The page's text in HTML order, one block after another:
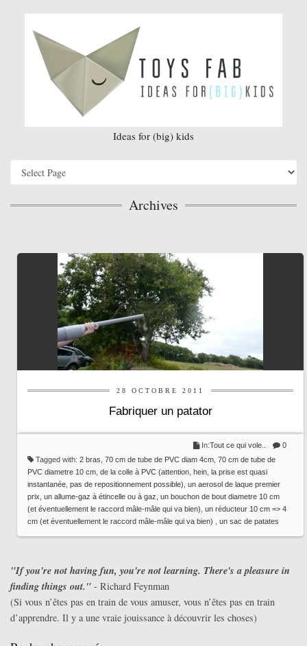
Ideas for (big) kids
Archives
28 OCTOBRE 2011
Fabriquer un patator
0
In:Tout ce qui vole..
Tagged with: 2 bras, 70 cm de tube de PVC diam 4cm, 70 cm de tube de
PVC diametre 10 cm, de la colle à PVC (attention, hein, la prise est quasi
instantanée, pas de repositionnement possible), un aerosol de laque premier
prix, un allume-gaz à étincelle ou à gaz, un bouchon de bout diametre 10 cm
(et éventuellement le raccord mâle-mâle qui va bien), un réducteur 10 cm => 4
cm (et éventuellement le raccord mâle-mâle qui va bien) , un sac de patates
"If you're not having fun, you're not learning. There's a pleasure in
finding things out." - Richard Feynman
(Si vous n’êtes pas en train de vous amuser, vous n’êtes pas en train
d’apprendre. Il y a une vraie jouissance à découvrir les choses)